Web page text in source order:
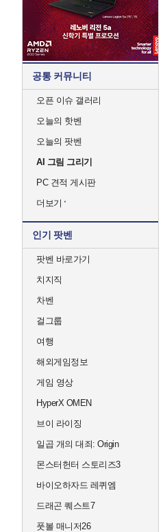
공통 커뮤니티
오픈 이슈 갤러리
오늘의 핫벤
오늘의 팟벤
AI 그림 그리기
PC 견적 게시판
더보기
인기 팟벤
팟벤 바로가기
치지직
차벤
걸그룹
여행
해외게임정보
게임 영상
HyperX OMEN
브이 라이징
일곱 개의 대죄: Origin
몬스터헌터 스토리즈3
바이오하자드 레퀴엠
드래곤 퀘스트7
풋볼 매니저26